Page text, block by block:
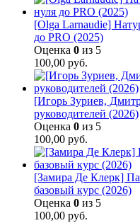
[Olga Larnaudie]
до PRO (2025)
Оценка 0 из 5
100,00 руб.
[Игорь Зуриев,
руководителей (2026)
Оценка 0 из 5
100,00 руб.
[Замира Де Клерк]
базовый курс (2026)
Оценка 0 из 5
100,00 руб.